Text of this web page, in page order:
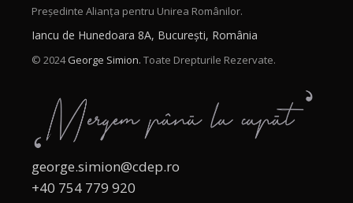
Președinte Alianța pentru Unirea Românilor.
Iancu de Hunedoara 8A, București, România
© 2024George Simion. Toate Drepturile Rezervate.
george.simion@cdep.ro
+40 754 779 920